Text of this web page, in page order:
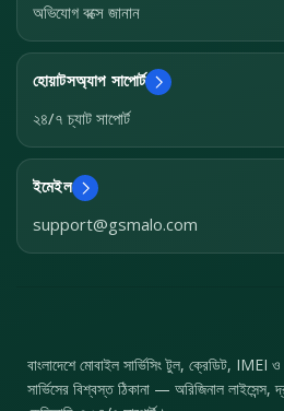
অভিযোগ বক্সে জানান
হোয়াটসঅ্যাপ সাপোর্ট
২৪/৭ চ্যাট সাপোর্ট
ইমেইল
support@gsmalo.com
বাংলাদেশে মোবাইল সার্ভিসিং টুল, ক্রেডিট,
সার্ভিসের বিশ্বস্ত ঠিকানা — অরিজিনাল লাইসেন্স,